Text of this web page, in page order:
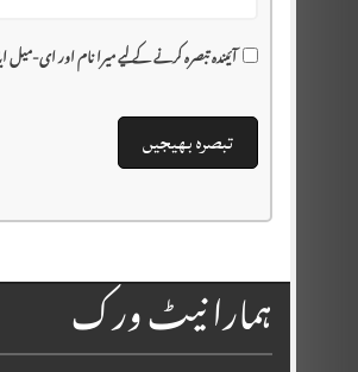
آئیندہ تبصرہ کرنے کے لیے میرا نام اور ای-
ہمارا نیٹ ورک